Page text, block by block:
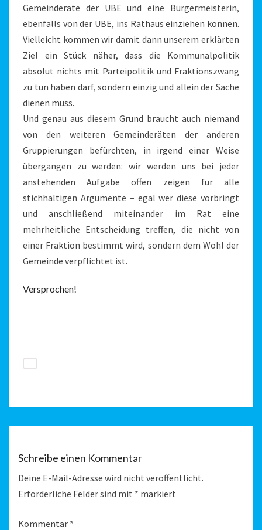
Gemeinderäte der UBE und eine Bürgermeisterin,
ebenfalls von der UBE, ins Rathaus einziehen können.
Vielleicht kommen wir damit dann unserem erklärten
Ziel ein Stück näher, dass die Kommunalpolitik
absolut nichts mit Parteipolitik und Fraktionszwang
zu tun haben darf, sondern einzig und allein der Sache
dienen muss.
Und genau aus diesem Grund braucht auch niemand
von den weiteren Gemeinderäten der anderen
Gruppierungen befürchten, in irgend einer Weise
übergangen zu werden: wir werden uns bei jeder
anstehenden Aufgabe offen zeigen für alle
stichhaltigen Argumente – egal wer diese vorbringt
und anschließend miteinander im Rat eine
mehrheitliche Entscheidung treffen, die nicht von
einer Fraktion bestimmt wird, sondern dem Wohl der
Gemeinde verpflichtet ist.
Versprochen!
Schreibe einen Kommentar
Deine E-Mail-Adresse wird nicht veröffentlicht.
Erforderliche Felder sind mit * markiert
Kommentar *